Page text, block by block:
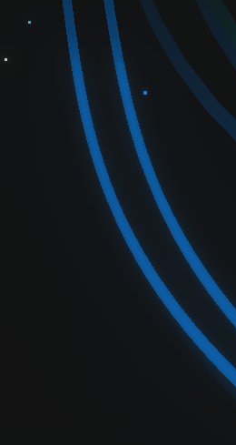
沉浸式媒体
6DoF 视频创建和播放工具包
VR360 视频
自由视点视频
点云建模